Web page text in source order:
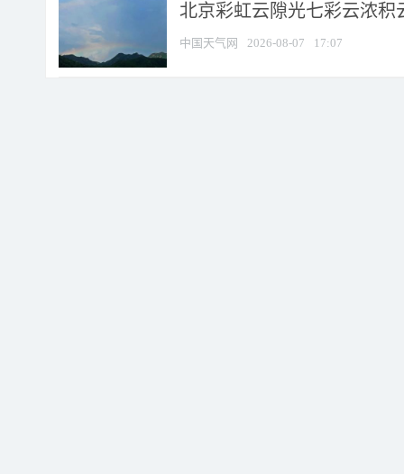
北京彩虹云隙光七彩云浓积
中国天气网 2026-08-07 17:07